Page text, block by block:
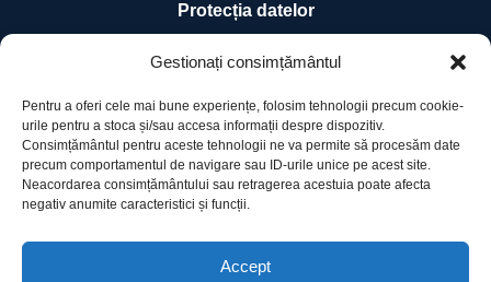
Gestionați consimțământul
Pentru a oferi cele mai bune experiențe, folosim tehnologii precum cookie-
urile pentru a stoca și/sau accesa informații despre dispozitiv.
Consimțământul pentru aceste tehnologii ne va permite să procesăm date
precum comportamentul de navigare sau ID-urile unice pe acest site.
Neacordarea consimțământului sau retragerea acestuia poate afecta
negativ anumite caracteristici și funcții.
Accept
Protecția datelor
Declarație cookie-uri
Contact
Ro Image SRL
Strada Mihai Eminescu, nr. 142, et.7, ap. 23,
office@roimage.ro